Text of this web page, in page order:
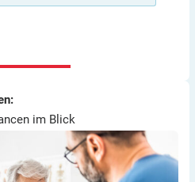
früh erkennen:
und Chancen im Blick
im Blick